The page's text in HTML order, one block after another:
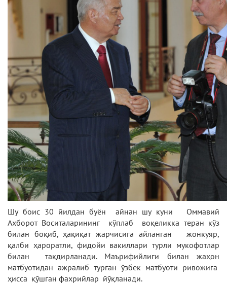
Шу боис 30 йилдан буён айнан шу куни Оммавий
Ахборот Воситаларининг кўплаб воқеликка теран кўз
билан боқиб, ҳақиқат жарчисига айланган жонкуяр,
қалби ҳароратли, фидойи вакиллари турли мукофотлар
билан тақдирланади. Маърифийлиги билан жаҳон
матбуотидан ажралиб турган ўзбек матбуоти ривожига
ҳисса қўшган фахрийлар йўқланади.